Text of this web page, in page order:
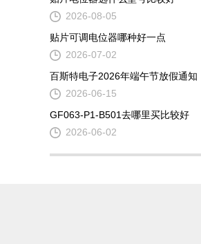
2026-08-05
贴片可调电位器哪种好一点
2026-07-02
百斯特电子2026年端午节放假通知
2026-06-15
GF063-P1-B501去哪里买比较好
2026-06-02